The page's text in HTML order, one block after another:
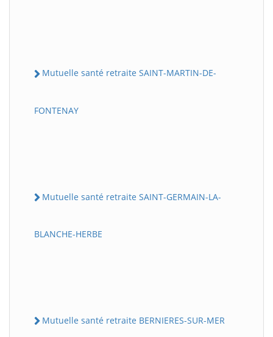
Mutuelle santé retraite SAINT-MARTIN-DE-
FONTENAY
Mutuelle santé retraite SAINT-GERMAIN-LA-
BLANCHE-HERBE
Mutuelle santé retraite BERNIERES-SUR-MER